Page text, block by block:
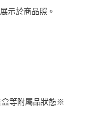
示於商品照。
等附屬品狀態※